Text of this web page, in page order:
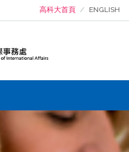
高科大首頁 ENGLISH